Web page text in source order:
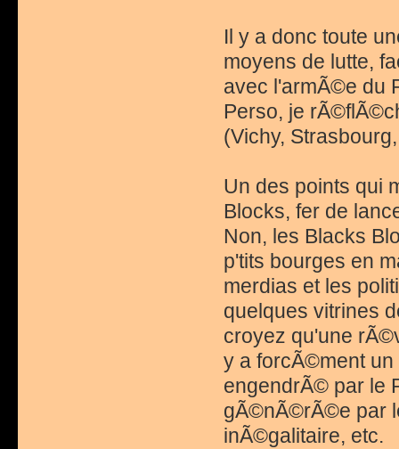
Il y a donc toute
moyens de lutte,
avec l'armÃ©e du
Perso, je
(Vichy,
Un des points qui
Blocks, fer de
Non, les Blacks
p'tits bourges en
merdias et les
quelques vitrines
croyez qu'une
y a forcÃ©ment
engendrÃ© par le
gÃ©nÃ©rÃ©e par
inÃ©galitaire, etc.